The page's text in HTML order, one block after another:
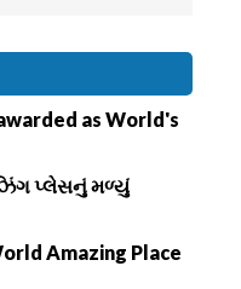
as World's
પ્લેસનું મળ્યું
Amazing Place